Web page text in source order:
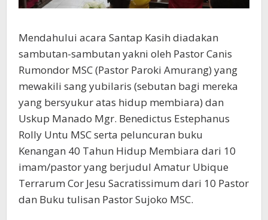
Mendahului acara Santap Kasih diadakan
sambutan-sambutan yakni oleh Pastor Canis
Rumondor MSC (Pastor Paroki Amurang) yang
mewakili sang yubilaris (sebutan bagi mereka
yang bersyukur atas hidup membiara) dan
Uskup Manado Mgr. Benedictus Estephanus
Rolly Untu MSC serta peluncuran buku
Kenangan 40 Tahun Hidup Membiara dari 10
imam/pastor yang berjudul Amatur Ubique
Terrarum Cor Jesu Sacratissimum dari 10 Pastor
dan Buku tulisan Pastor Sujoko MSC.